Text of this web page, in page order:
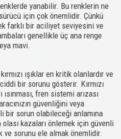
yanabilir. Bu renklerin ne
için çok önemlidir. Çünkü
farklı bir aciliyet seviyesini ve
genellikle üç ana renge
mavi.
ışıklar en kritik olanlardır ve
bir sorunu gösterir. Kırmızı
ısınması, fren sistemi arızası
güvenliğini veya
bir sorun olabileceği anlamına
kazaları önlemek için güvenli
ve sorunu ele almak önemlidir.